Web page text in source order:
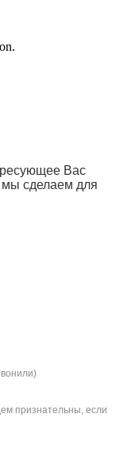
Вас
мы сделаем для
признательны, если